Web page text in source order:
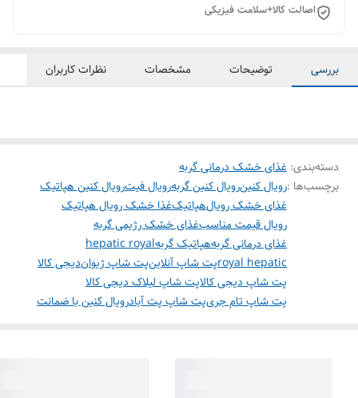
اصالت کالا+سلامت فیزیکی
بررسی توضیحات مشخصات نظرات کاربران
دسته‌بندی: غذای خشک درمانی گربه
برچسب‌ها :رویال کنینرویال کنین گربهرویال فیترویال کنین هپاتیک
غذای خشک رویالهپاتیکغذا خشک رویال هپاتیک
رویال قیمت مناسبغذای خشک رژیمی گربه
غذای درمانی گربههپاتیک گربهhepatic royal
royal hepaticپت شاپ آنلاینپت شاپ ژیواندیجی کالا
پت شاپ دیجی کالاپت شاپ لیلاک دیجی کالا
پت شاپ تام جریپت شاپ پت آبادرویال کنین با ضمانت